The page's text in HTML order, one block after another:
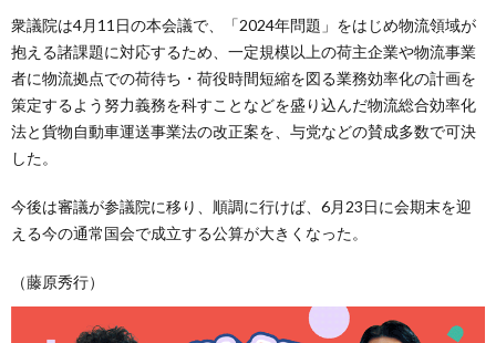
衆議院は4月11日の本会議で、「2024年問題」をはじめ物流領域が
抱える諸課題に対応するため、一定規模以上の荷主企業や物流事業
者に物流拠点での荷待ち・荷役時間短縮を図る業務効率化の計画を
策定するよう努力義務を科すことなどを盛り込んだ物流総合効率化
法と貨物自動車運送事業法の改正案を、与党などの賛成多数で可決
した。
今後は審議が参議院に移り、順調に行けば、6月23日に会期末を迎
える今の通常国会で成立する公算が大きくなった。
（藤原秀行）